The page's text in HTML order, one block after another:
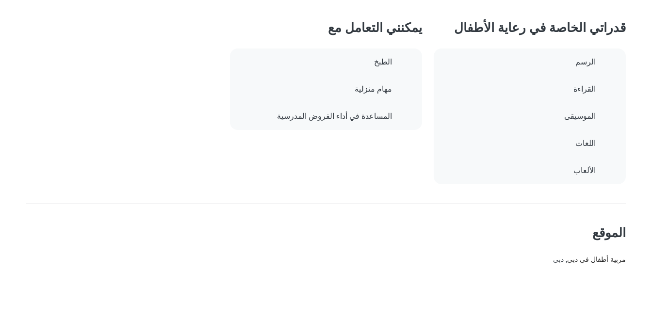
قدراتي الخاصة في رعاية الأطفال
الرسم
القراءة
الموسيقى
اللغات
الألعاب
يمكنني التعامل مع
الطبخ
مهام منزلية
المساعدة في أداء الفروض المدرسية
الموقع
مربية أطفال في دبي, دبي